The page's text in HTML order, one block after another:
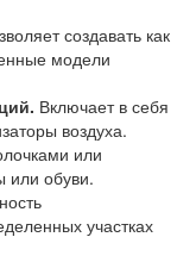
создавать как
модели
Включает в себя
воздуха.
или
или обуви.
участках